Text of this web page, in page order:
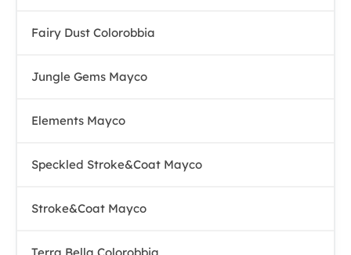
Fairy Dust Colorobbia
Jungle Gems Mayco
Elements Mayco
Speckled Stroke&Coat Mayco
Stroke&Coat Mayco